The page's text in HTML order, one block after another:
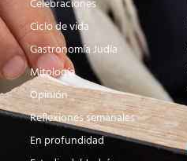
Celebraciones
Ciclo de vida
Gastronomía Judía
Mitología
Opinión
Reflexiones semanales
En profundidad